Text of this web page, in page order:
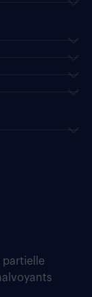
partielle